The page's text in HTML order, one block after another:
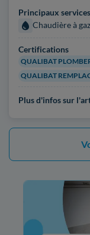
Principaux
Chaudière à
Certifications
QUALIBAT
QUALIBAT
Plus d'infos sur